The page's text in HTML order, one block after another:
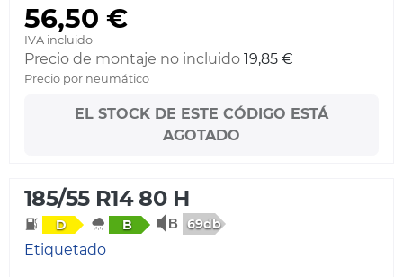
56,50 €
IVA incluido
Precio de montaje no incluido 19,85 €
Precio por neumático
EL STOCK DE ESTE CÓDIGO ESTÁ
AGOTADO
185/55 R14 80 H
D B 69db
Etiquetado